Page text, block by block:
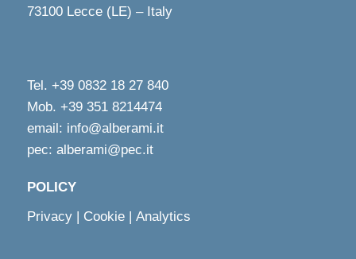
73100 Lecce (LE) – Italy
Tel. +39 0832 18 27 840
Mob. +39 351 8214474
email: info@alberami.it
pec: alberami@pec.it
POLICY
Privacy| Cookie| Analytics